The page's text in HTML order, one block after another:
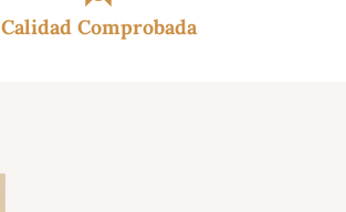
Calidad Comprobada